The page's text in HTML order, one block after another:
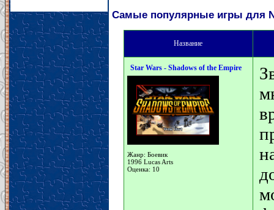
Самые популярные игры для
Название
Star Wars - Shadows of the Empire
Жанр: Боевик
1996 Lucas Arts
Оценка: 10